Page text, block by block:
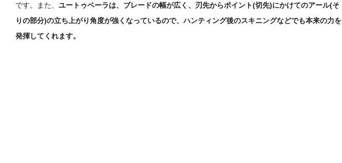
です。また、 ユートゥベーラは、ブレードの幅が広く、刃先からポイント(切先)にかけてのアール(そ
りの部分)の立ち上がり角度が強くなっているので、ハンティング後のスキニングなどでも本来の力を
発揮してくれます。